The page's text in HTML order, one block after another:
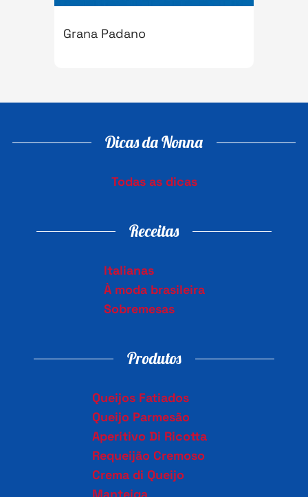
Grana Padano
Dicas da Nonna
Todas as dicas
Receitas
Italianas
À moda brasileira
Sobremesas
Produtos
Queijos Fatiados
Queijo Parmesão
Aperitivo Di Ricotta
Requeijão Cremoso
Crema di Queijo